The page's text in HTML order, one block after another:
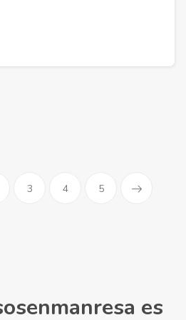
3 4 5
es